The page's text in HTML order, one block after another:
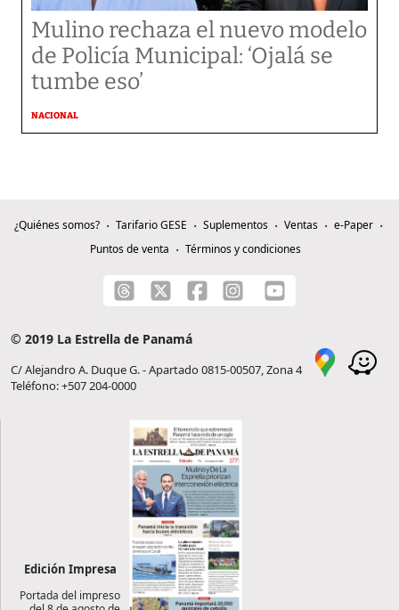
Mulino rechaza el nuevo modelo
de Policía Municipal: ‘Ojalá se
tumbe eso’
NACIONAL
¿Quiénes somos? Tarifario GESE Suplementos Ventas
e-Paper
Puntos de venta
Términos y condiciones
© 2019 La Estrella de Panamá
C/ Alejandro A. Duque G. - Apartado 0815-00507, Zona 4
Teléfono: +507 204-0000
Edición Impresa
Portada del impreso